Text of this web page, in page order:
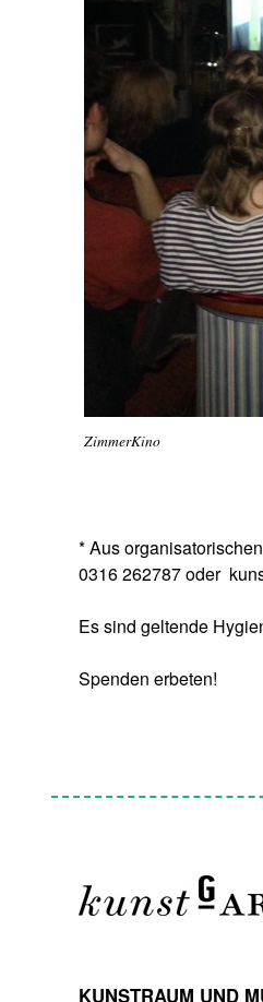
ZimmerKino
* Aus
0316 262787 oder
Es sind geltende
Spenden erbeten!
KUNSTRAUM UND